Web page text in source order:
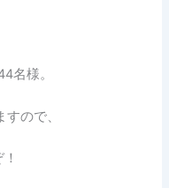
名様。
ので、